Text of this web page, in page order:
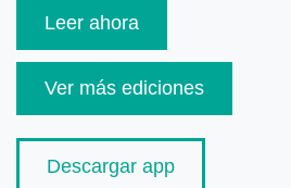
Leer ahora
Ver más ediciones
Descargar app